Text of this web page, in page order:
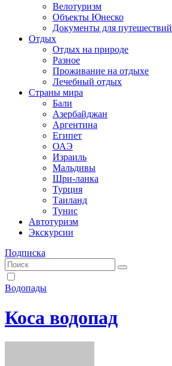
Велотуризм
Объекты Юнеско
Документы для путешествий
Отдых
Отдых на природе
Разное
Проживание на отдыхе
Лечебный отдых
Страны мира
Бали
Азербайджан
Аргентина
Египет
ОАЭ
Израиль
Мальдивы
Шри-ланка
Турция
Таиланд
Тунис
Автотуризм
Экскурсии
Подписка
Водопады
Коса водопад